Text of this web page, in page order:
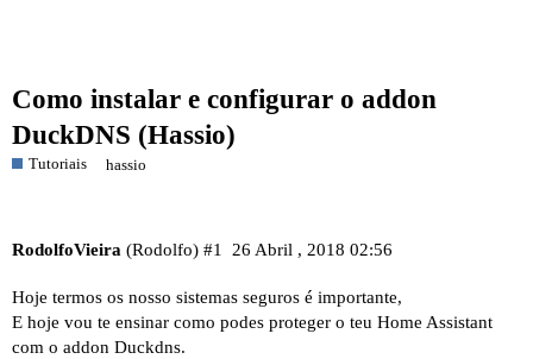
Como instalar e configurar o addon
DuckDNS (Hassio)
Tutoriais hassio
RodolfoVieira (Rodolfo) 26 Abril , 2018 02:56
#1
Hoje termos os nosso sistemas seguros é importante,
E hoje vou te ensinar como podes proteger o teu Home Assistant
com o addon Duckdns.